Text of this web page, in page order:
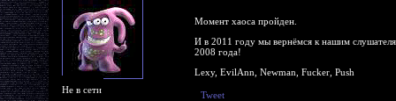
Не в сети
Момент хаоса пройден.
И в 2011 году мы вернёмся к нашим
2008 года!
Lexy, EvilAnn, Newman, Fucker, Push
Tweet